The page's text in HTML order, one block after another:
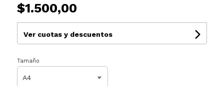
$1.500,00
Ver cuotas y descuentos
Tamaño